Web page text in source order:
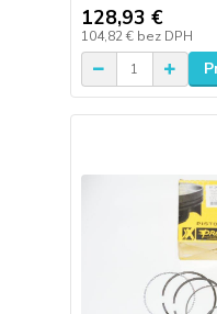
128,93 €
104,82 € bez DPH